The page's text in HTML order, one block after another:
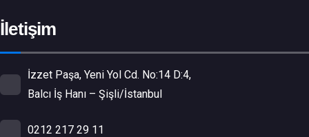
İletişim
İzzet Paşa, Yeni Yol Cd. No:14 D:4,
Balcı İş Hanı – Şişli/İstanbul
0212 217 29 11